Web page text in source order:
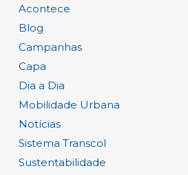
Acontece
Blog
Campanhas
Capa
Dia a Dia
Mobilidade Urbana
Notícias
Sistema Transcol
Sustentabilidade